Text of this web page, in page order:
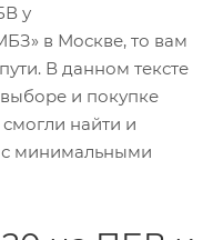
у
в Москве, то вам
В данном тексте
и покупке
найти и
минимальными